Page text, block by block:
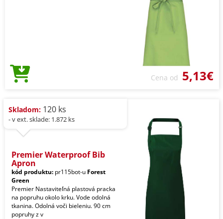
Cena od 5,13€
Skladom: 120 ks
- v ext. sklade: 1.872 ks
Premier Waterproof Bib
Apron
kód produktu: pr115bot-u Forest
Green
Premier Nastaviteľná plastová pracka
na popruhu okolo krku. Vode odolná
tkanina. Odolná voči bieleniu. 90 cm
popruhy z v